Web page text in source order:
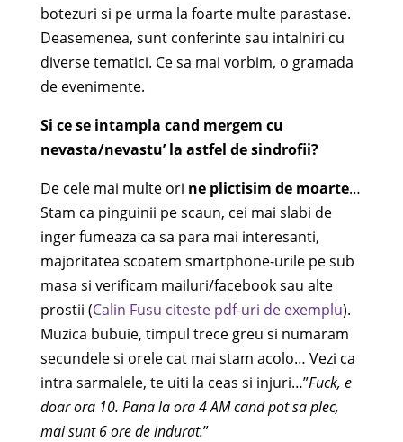
botezuri si pe urma la foarte multe parastase.
Deasemenea, sunt conferinte sau intalniri cu
diverse tematici. Ce sa mai vorbim, o gramada
de evenimente.
Si ce se intampla cand mergem cu
nevasta/nevastu’ la astfel de sindrofii?
De cele mai multe ori ne plictisim de moarte…
Stam ca pinguinii pe scaun, cei mai slabi de
inger fumeaza ca sa para mai interesanti,
majoritatea scoatem smartphone-urile pe sub
masa si verificam mailuri/facebook sau alte
prostii (Calin Fusu citeste pdf-uri de exemplu).
Muzica bubuie, timpul trece greu si numaram
secundele si orele cat mai stam acolo… Vezi ca
intra sarmalele, te uiti la ceas si injuri…”Fuck, e
doar ora 10. Pana la ora 4 AM cand pot sa plec,
mai sunt 6 ore de indurat.”